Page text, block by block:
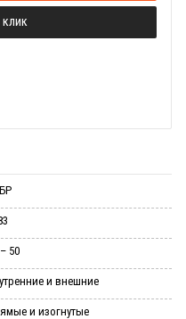
клик
50
и внеш­ние
и изо­гну­тые